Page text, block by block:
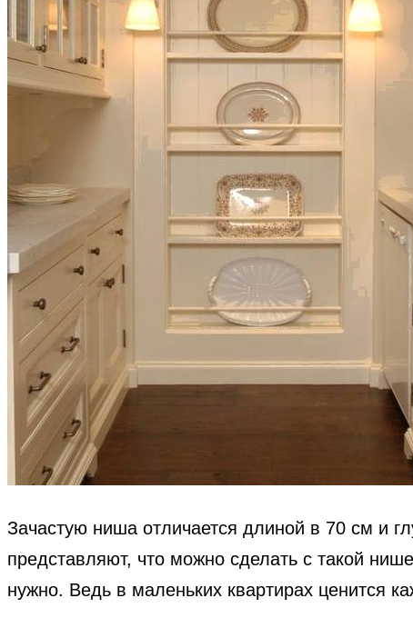
Зачастую ниша отличается длиной в 70 см и
представляют, что можно сделать с такой
нужно. Ведь в маленьких квартирах ценится